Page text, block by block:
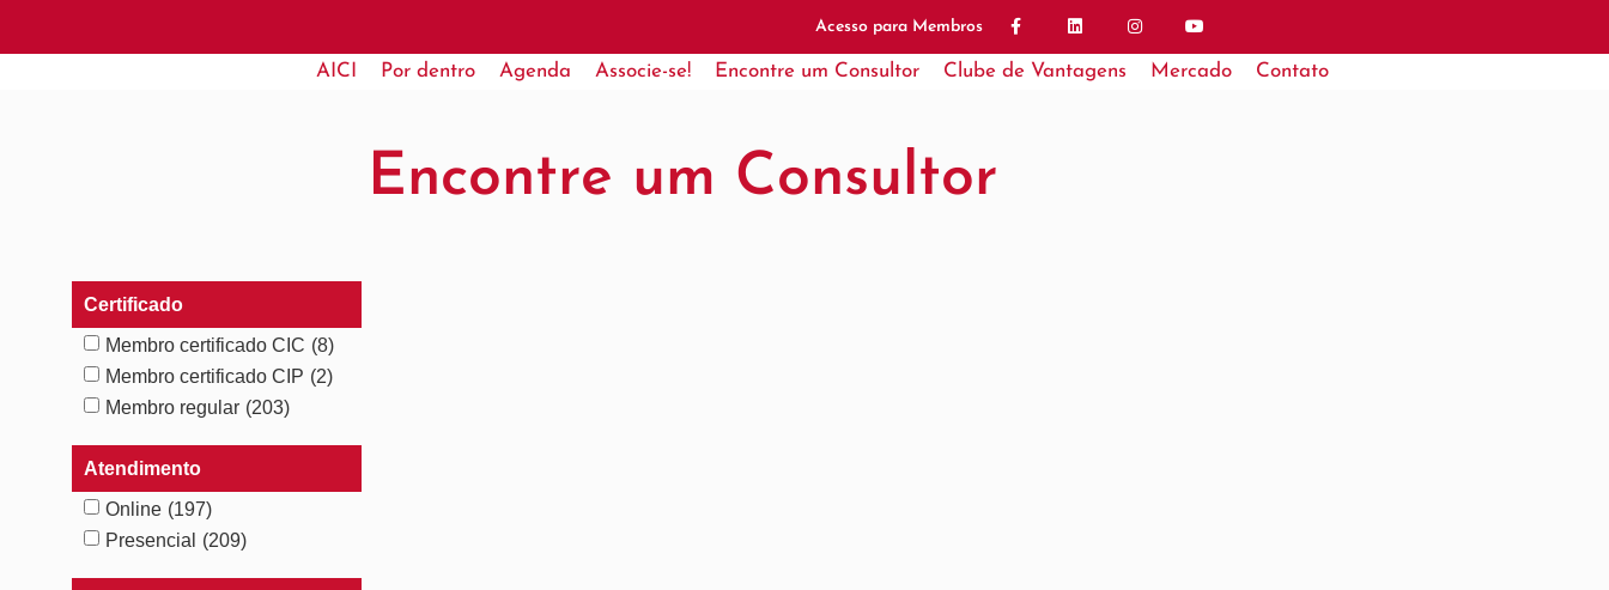
Acesso para Membros
AICI Por dentro Agenda Associe-se! Encontre um Consultor Clube de Vantagens Mercado Contato
Encontre um Consultor
Certificado
Membro certificado CIC (8)
Membro certificado CIP (2)
Membro regular (203)
Atendimento
Online (197)
Presencial
(209)